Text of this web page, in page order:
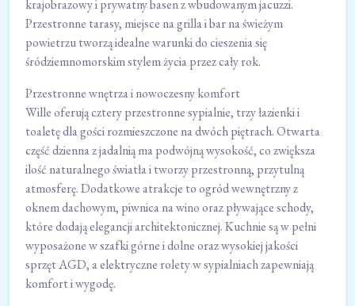
krajobrazowy i prywatny basen z wbudowanym jacuzzi.
Przestronne tarasy, miejsce na grilla i bar na świeżym
powietrzu tworzą idealne warunki do cieszenia się
śródziemnomorskim stylem życia przez cały rok.
Przestronne wnętrza i nowoczesny komfort
Wille oferują cztery przestronne sypialnie, trzy łazienki i
toaletę dla gości rozmieszczone na dwóch piętrach. Otwarta
część dzienna z jadalnią ma podwójną wysokość, co zwiększa
ilość naturalnego światła i tworzy przestronną, przytulną
atmosferę. Dodatkowe atrakcje to ogród wewnętrzny z
oknem dachowym, piwnica na wino oraz pływające schody,
które dodają elegancji architektonicznej. Kuchnie są w pełni
wyposażone w szafki górne i dolne oraz wysokiej jakości
sprzęt AGD, a elektryczne rolety w sypialniach zapewniają
komfort i wygodę.